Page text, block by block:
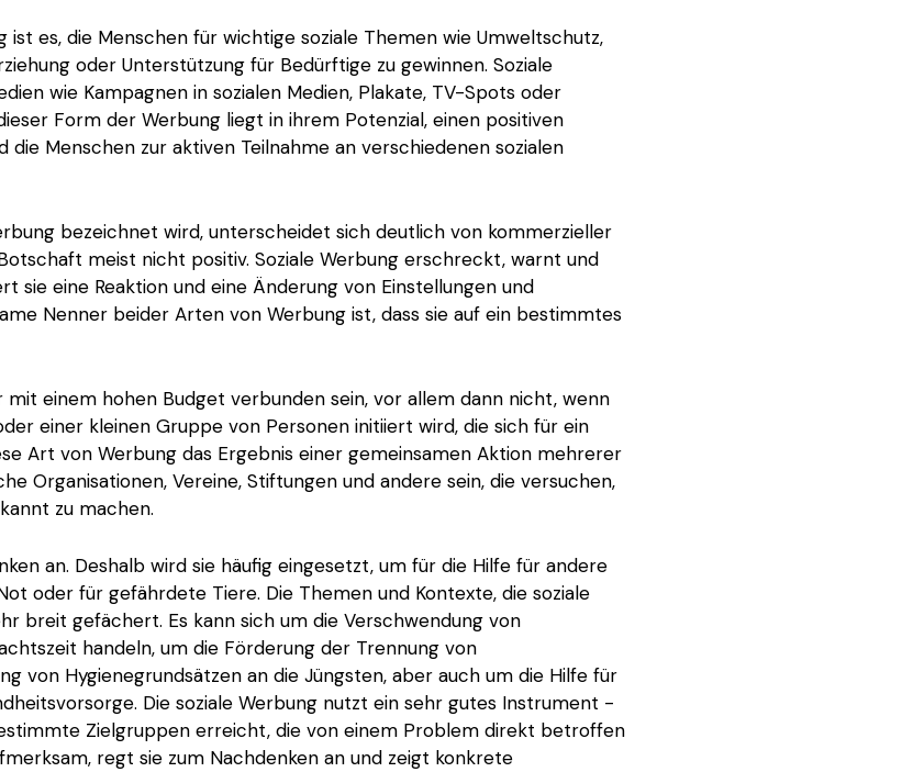
ist es, die Menschen für wichtige soziale Themen wie Umweltschutz,
oder Unterstützung für Bedürftige zu gewinnen. Soziale
wie Kampagnen in sozialen Medien, Plakate, TV-Spots oder
Form der Werbung liegt in ihrem Potenzial, einen positiven
die Menschen zur aktiven Teilnahme an verschiedenen sozialen
bezeichnet wird, unterscheidet sich deutlich von kommerzieller
meist nicht positiv. Soziale Werbung erschreckt, warnt und
sie eine Reaktion und eine Änderung von Einstellungen und
Nenner beider Arten von Werbung ist, dass sie auf ein bestimmtes
mit einem hohen Budget verbunden sein, vor allem dann nicht, wenn
einer kleinen Gruppe von Personen initiiert wird, die sich für ein
Art von Werbung das Ergebnis einer gemeinsamen Aktion mehrerer
Organisationen, Vereine, Stiftungen und andere sein, die versuchen,
zu machen.
an. Deshalb wird sie häufig eingesetzt, um für die Hilfe für andere
oder für gefährdete Tiere. Die Themen und Kontexte, die soziale
breit gefächert. Es kann sich um die Verschwendung von
handeln, um die Förderung der Trennung von
von Hygienegrundsätzen an die Jüngsten, aber auch um die Hilfe für
Die soziale Werbung nutzt ein sehr gutes Instrument -
Zielgruppen erreicht, die von einem Problem direkt betroffen
regt sie zum Nachdenken an und zeigt konkrete